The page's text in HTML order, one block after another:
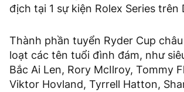
địch tại 1 sự kiện Rolex Series trên
Thành phần tuyển Ryder Cup
loạt các tên tuổi đình đám, như
Bắc Ai Len, Rory McIlroy, Tommy
Viktor Hovland, Tyrrell Hatton,